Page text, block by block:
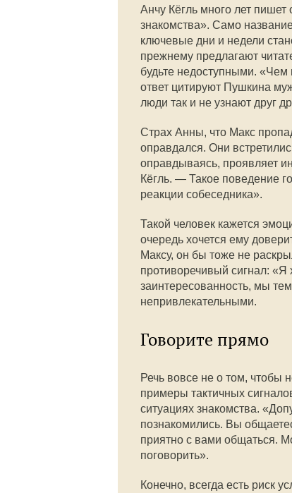
Анчу Кёгль много лет пишет
знакомства». Само
ключевые дни и недели
прежнему предлагают
будьте недоступными.
ответ цитируют Пушкина
люди так и не узнают друг
Страх Анны, что Макс
оправдался. Они
оправдываясь, проявляет
Кёгль. — Такое поведение
реакции собеседника».
Такой человек кажется
очередь хочется ему
Максу, он бы тоже не
противоречивый сигнал:
заинтересованность, мы
непривлекательными.
Говорите прямо
Речь вовсе не о том, чтобы
примеры тактичных
ситуациях знакомства.
познакомились. Вы
приятно с вами общаться.
поговорить».
Конечно, всегда есть риск